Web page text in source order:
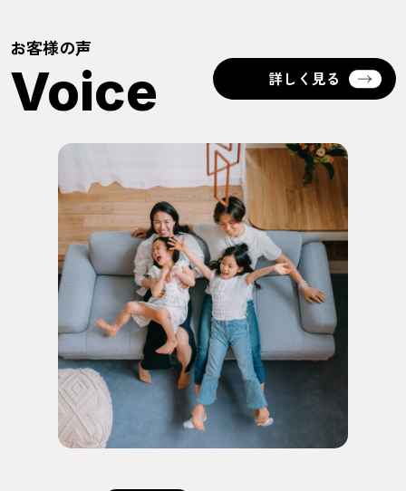
お客様の声
Voice 詳しく見る